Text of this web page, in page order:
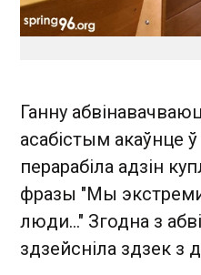
Ганну
асабістым акаўнце
перарабіла адзін
фразы "Мы
люди..." Згодна з
здзейсніла здзек з